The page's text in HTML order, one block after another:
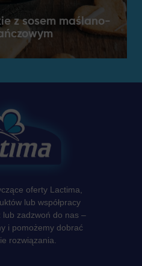
z sosem maślano-
oferty Lactima,
lub współpracy
lub zadzwoń do nas –
i pomożemy dobrać
rozwiązania.